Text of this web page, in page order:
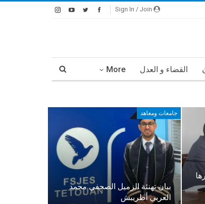
القضاء و العدل More
جامعات ومعاهد
بيان تهنئة الزميل الصحفي محمد
العربي أطريبش